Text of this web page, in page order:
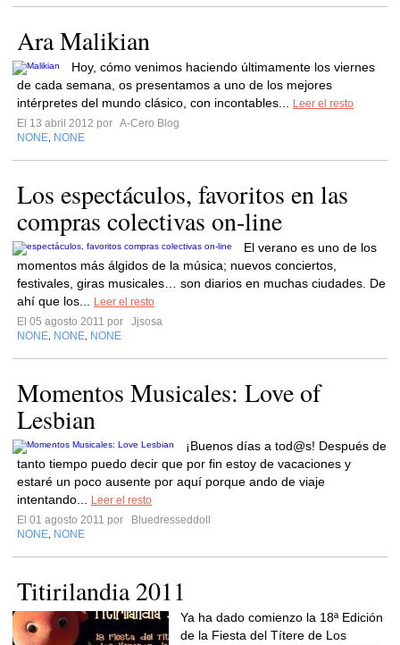
Ara Malikian
Hoy, cómo venimos haciendo últimamente los viernes
de cada semana, os presentamos a uno de los mejores
intérpretes del mundo clásico, con incontables...
Leer el resto
El 13 abril 2012 por A-Cero Blog
NONE NONE
Los espectáculos, favoritos en las
compras colectivas on-line
El verano es uno de los
momentos más álgidos de la música; nuevos conciertos,
festivales, giras musicales… son diarios en muchas ciudades. De
ahí que los...
Leer el resto
El 05 agosto 2011 por
Jjsosa
NONE NONE NONE
Momentos Musicales: Love of
Lesbian
¡Buenos días a tod@s! Después de
tanto tiempo puedo decir que por fin estoy de vacaciones y
estaré un poco ausente por aquí porque ando de viaje
intentando...
Leer el resto
El 01 agosto 2011 por
Bluedresseddoll
NONE NONE
Titirilandia 2011
Ya ha dado comienzo la 18ª Edición
de la Fiesta del Títere de Los